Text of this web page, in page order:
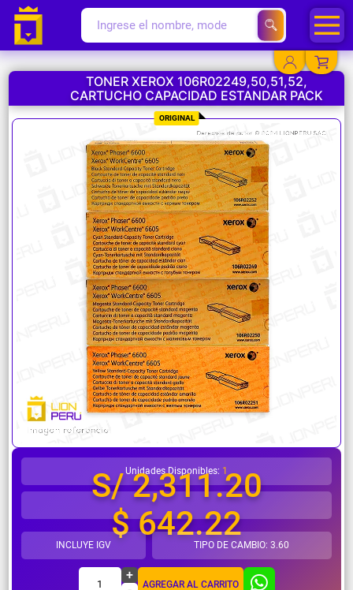
YA EXISTO
SOY NUEVO
¿Necesitas ayuda?
TONER XEROX 106R02249,50,51,52,
CARTUCHO CAPACIDAD ESTANDAR PACK
ORIGINAL
Unidades Disponibles: 1
S/ 2,311.20
$ 642.22
INCLUYE IGV TIPO DE CAMBIO: 3.60
1
+
AGREGAR AL CARRITO